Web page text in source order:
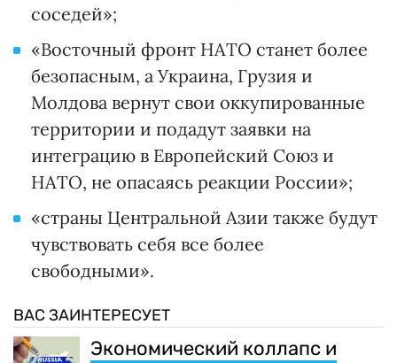
соседей»;
«Восточный фронт НАТО станет более
безопасным, а Украина, Грузия и
Молдова вернут свои оккупированные
территории и подадут заявки на
интеграцию в Европейский Союз и
НАТО, не опасаясь реакции России»;
«страны Центральной Азии также будут
чувствовать себя все более
свободными».
ВАС ЗАИНТЕРЕСУЕТ
Экономический коллапс и